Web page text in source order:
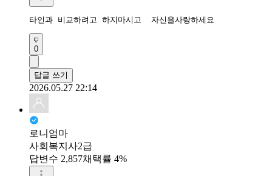
타인과 비교하려고 하지마시고  자신을사랑하세요
0
답글 쓰기
2026.05.27 22:14
로니엄마
사회복지사2급
답변수 2,857채택률 4%